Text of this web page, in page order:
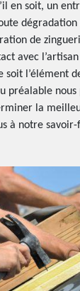
en soit, un
de
avec
soit l’élément
préalable
la
à notre